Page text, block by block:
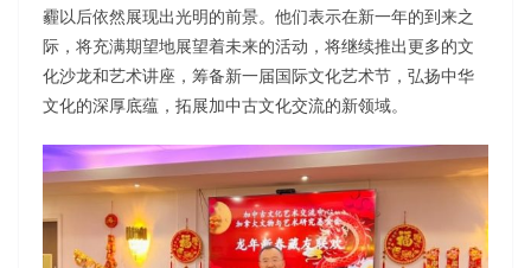
霾以后依然展现出光明的前景。他们表示在新一年的到来之
际，将充满期望地展望着未来的活动，将继续推出更多的文
化沙龙和艺术讲座，筹备新一届国际文化艺术节，弘扬中华
文化的深厚底蕴，拓展加中古文化交流的新领域。